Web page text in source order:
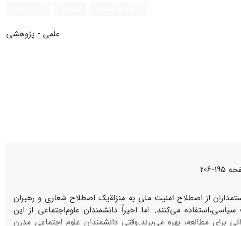
علمی - پژوهشی
195-206
از اصطلاح‌ امنیت‌ ملی‌ به‌ منزلة‌یک‌ اصطلاح‌ شعاری‌ و رهبران‌
می‌کنند. اما اخیراً دانشمندان‌ علوم‌اجتماعی‌ از این‌
برای‌ مطالعه‌، بهره‌ می‌برند.وقتی‌ دانشمندان‌ علوم‌ اجتماعی‌ مدرن‌